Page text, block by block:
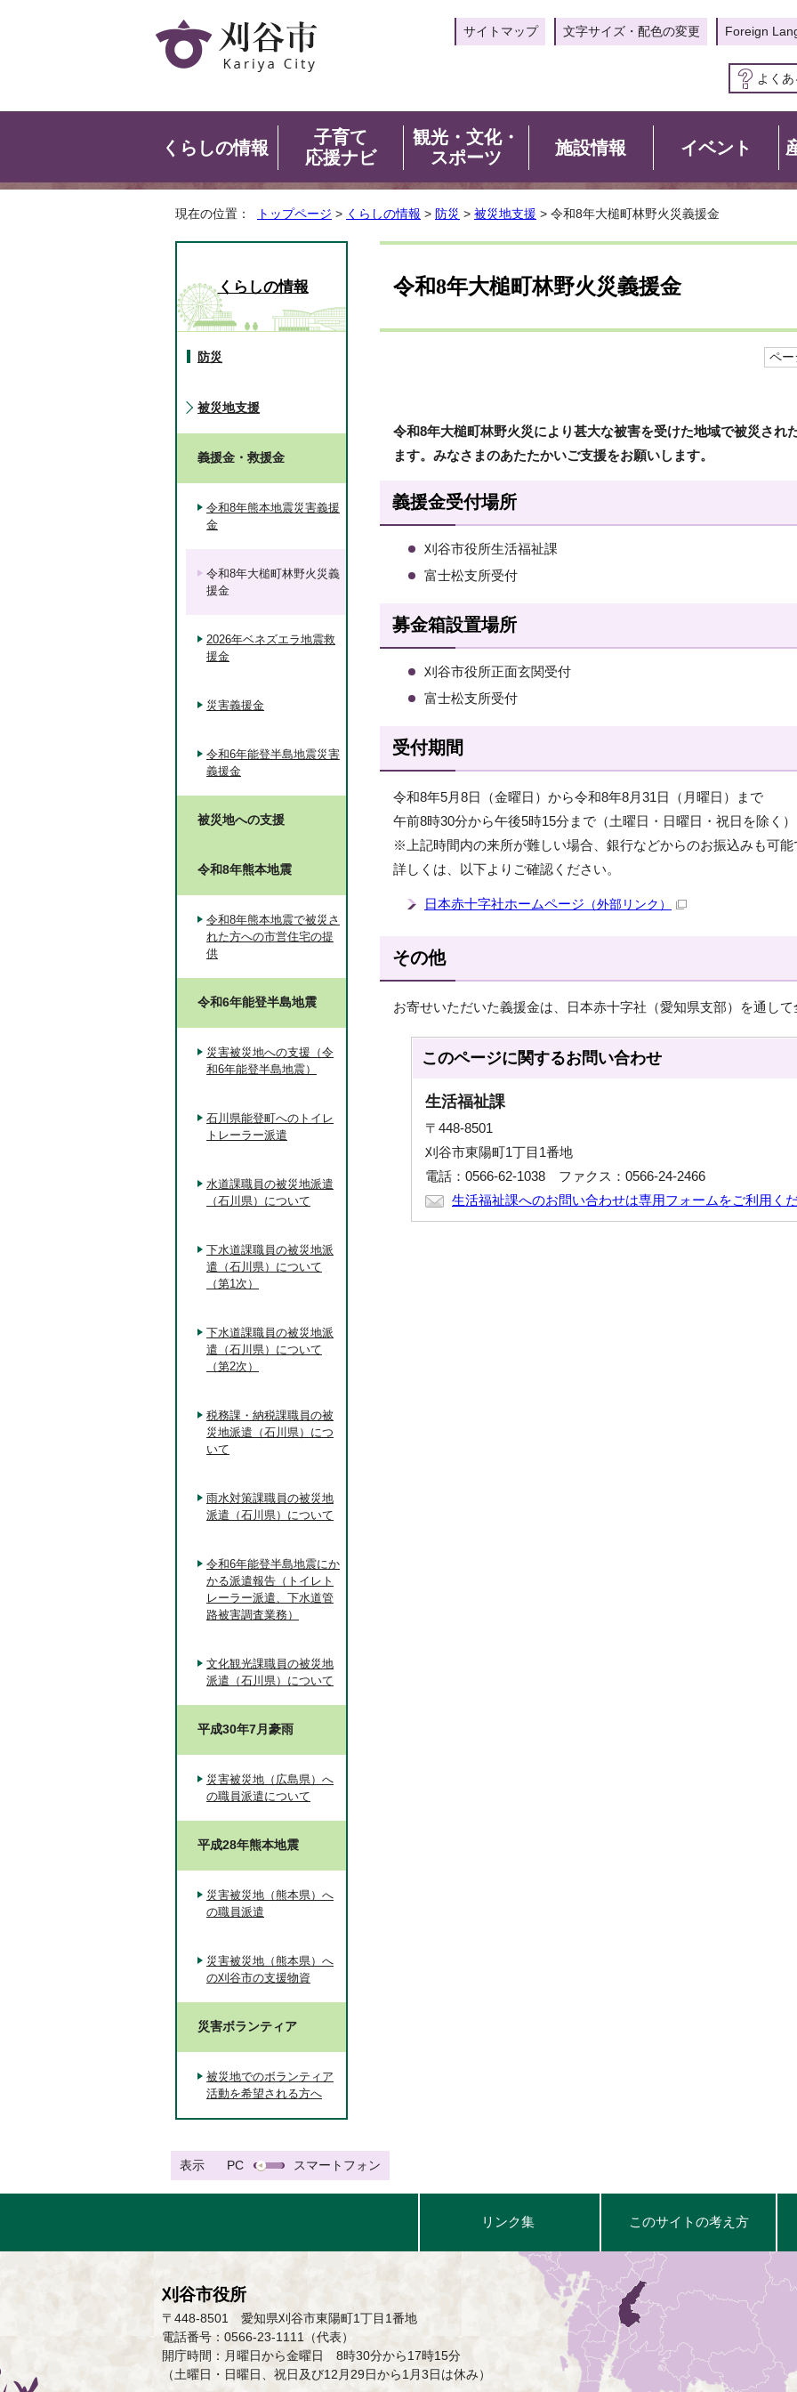
サイトマップ 文字サイズ・配色の変更 Foreign
よく
くらしの情報
子育て
応援ナビ
観光・文化・
スポーツ
施設情報 イベント
現在の位置： トップページ > くらしの情報 > 防災 > 被災地支援 > 令和8年大槌町林野火災義援金
令和8年大槌町林野火災義援金
ペ
令和8年大槌町林野火災により甚大な被害を受けた地域で被災され
ます。みなさまのあたたかいご支援をお願いします。
義援金受付場所
刈谷市役所生活福祉課
富士松支所受付
募金箱設置場所
刈谷市役所正面玄関受付
富士松支所受付
受付期間
令和8年5月8日（金曜日）から令和8年8月31日（月曜日）まで
午前8時30分から午後5時15分まで（土曜日・日曜日・祝日を除く）
※上記時間内の来所が難しい場合、銀行などからのお振込みも可能
詳しくは、以下よりご確認ください。
日本赤十字社ホームページ （外部リンク）
その他
お寄せいただいた義援金は、日本赤十字社（愛知県支部）を通し
このページに関するお問い合わせ
生活福祉課
〒448-8501
刈谷市東陽町1丁目1番地
電話：0566-62-1038 ファクス：0566-24-2466
生活福祉課へのお問い合わせは専用フォームをご利用く
くらしの情報
防災
被災地支援
義援金・救援金
令和8年熊本地震災害義援
金
令和8年大槌町林野火災義
援金
2026年ベネズエラ地震救
援金
災害義援金
令和6年能登半島地震災害
義援金
被災地への支援
令和8年熊本地震
令和8年熊本地震で被災さ
れた方への市営住宅の提
供
令和6年能登半島地震
災害被災地への支援（令
和6年能登半島地震）
石川県能登町へのトイレ
トレーラー派遣
水道課職員の被災地派遣
（石川県）について
下水道課職員の被災地派
遣（石川県）について
（第1次）
下水道課職員の被災地派
遣（石川県）について
（第2次）
税務課・納税課職員の被
災地派遣（石川県）につ
いて
雨水対策課職員の被災地
派遣（石川県）について
令和6年能登半島地震にか
かる派遣報告（トイレト
レーラー派遣、下水道管
路被害調査業務）
文化観光課職員の被災地
派遣（石川県）について
平成30年7月豪雨
災害被災地（広島県）へ
の職員派遣について
平成28年熊本地震
災害被災地（熊本県）へ
の職員派遣
災害被災地（熊本県）へ
の刈谷市の支援物資
災害ボランティア
被災地でのボランティア
活動を希望される方へ
表示 PC スマートフォン
リンク集 このサイトの考え方
刈谷市役所
〒448-8501 愛知県刈谷市東陽町1丁目1番地
電話番号：0566-23-1111（代表）
開庁時間：月曜日から金曜日 8時30分から17時15分
（土曜日・日曜日、祝日及び12月29日から1月3日は休み）